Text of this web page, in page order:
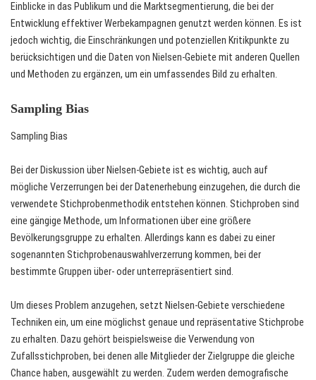
Einblicke in das Publikum und die Marktsegmentierung, die bei der
Entwicklung effektiver Werbekampagnen genutzt werden können. Es ist
jedoch wichtig, die Einschränkungen und potenziellen Kritikpunkte zu
berücksichtigen und die Daten von Nielsen-Gebiete mit anderen Quellen
und Methoden zu ergänzen, um ein umfassendes Bild zu erhalten.
Sampling Bias
Sampling Bias
Bei der Diskussion über Nielsen-Gebiete ist es wichtig, auch auf
mögliche Verzerrungen bei der Datenerhebung einzugehen, die durch die
verwendete Stichprobenmethodik entstehen können. Stichproben sind
eine gängige Methode, um Informationen über eine größere
Bevölkerungsgruppe zu erhalten. Allerdings kann es dabei zu einer
sogenannten Stichprobenauswahlverzerrung kommen, bei der
bestimmte Gruppen über- oder unterrepräsentiert sind.
Um dieses Problem anzugehen, setzt Nielsen-Gebiete verschiedene
Techniken ein, um eine möglichst genaue und repräsentative Stichprobe
zu erhalten. Dazu gehört beispielsweise die Verwendung von
Zufallsstichproben, bei denen alle Mitglieder der Zielgruppe die gleiche
Chance haben, ausgewählt zu werden. Zudem werden demografische